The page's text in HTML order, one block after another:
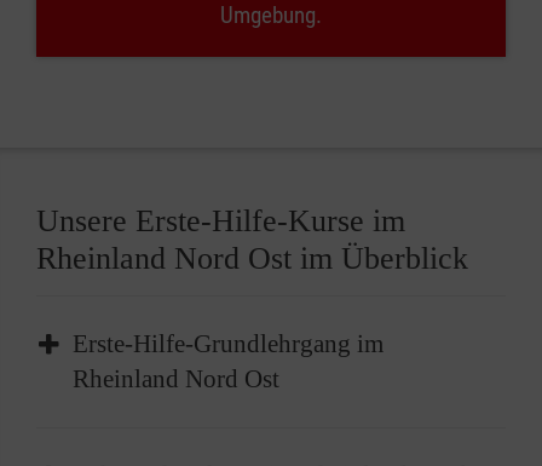
Umgebung.
Unsere Erste-Hilfe-Kurse im
Rheinland Nord Ost im Überblick
Erste-Hilfe-Grundlehrgang im
Rheinland Nord Ost